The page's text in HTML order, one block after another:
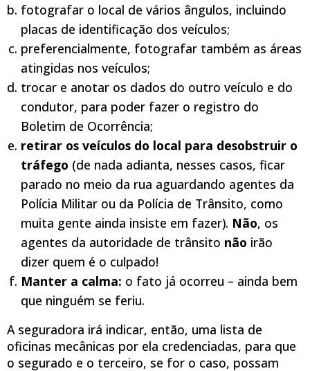
fotografar o local de vários ângulos, incluindo
placas de identificação dos veículos;
preferencialmente, fotografar também as áreas
atingidas nos veículos;
trocar e anotar os dados do outro veículo e do
condutor, para poder fazer o registro do
Boletim de Ocorrência;
retirar os veículos do local para desobstruir o
tráfego (de nada adianta, nesses casos, ficar
parado no meio da rua aguardando agentes da
Polícia Militar ou da Polícia de Trânsito, como
muita gente ainda insiste em fazer). Não, os
agentes da autoridade de trânsito não irão
dizer quem é o culpado!
Manter a calma: o fato já ocorreu – ainda bem
que ninguém se feriu.
A seguradora irá indicar, então, uma lista de
oficinas mecânicas por ela credenciadas, para que
o segurado e o terceiro, se for o caso, possam